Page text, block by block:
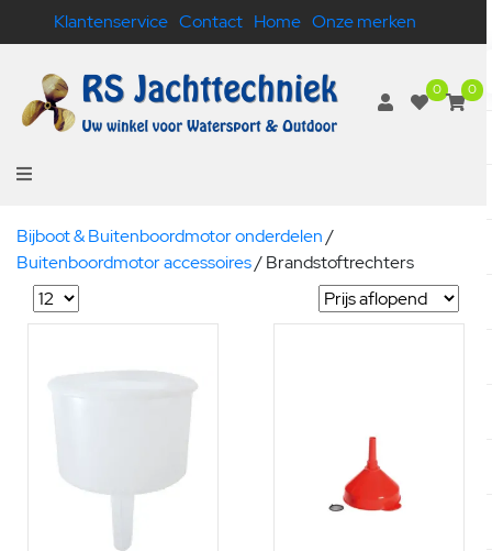
Klantenservice Contact Home Onze merken
0 0
Bijboot & Buitenboordmotor onderdelen/
Buitenboordmotor accessoires/Brandstoftrechters